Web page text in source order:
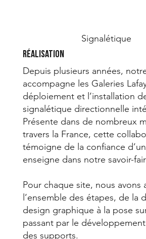
Réalisation
Depuis plusieurs années,
accompagne les Galeries
déploiement et l’installation
signalétique directionnelle
Présente dans de nombreux
travers la France, cette
témoigne de la confiance
enseigne dans notre savoir-
Pour chaque site, nous avons
l’ensemble des étapes, de la
design graphique à la pose
passant par le
des supports.
Signalétique